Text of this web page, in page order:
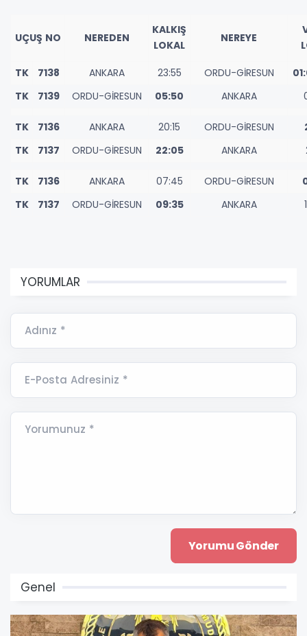
UÇUŞ NO NEREDEN
KALKIŞ
LOKAL
NEREYE
TK
7138 ANKARA 23:55 ORDU-GİRESUN
TK
7139 ORDU-GİRESUN 05:50 ANKARA
TK 7136 ANKARA 20:15 ORDU-GİRESUN
TK
7137 ORDU-GİRESUN 22:05 ANKARA
TK 7136 ANKARA 07:45 ORDU-GİRESUN
TK
7137 ORDU-GİRESUN 09:35 ANKARA
YORUMLAR
Adınız *
E-Posta Adresiniz *
Yorumunuz *
Genel